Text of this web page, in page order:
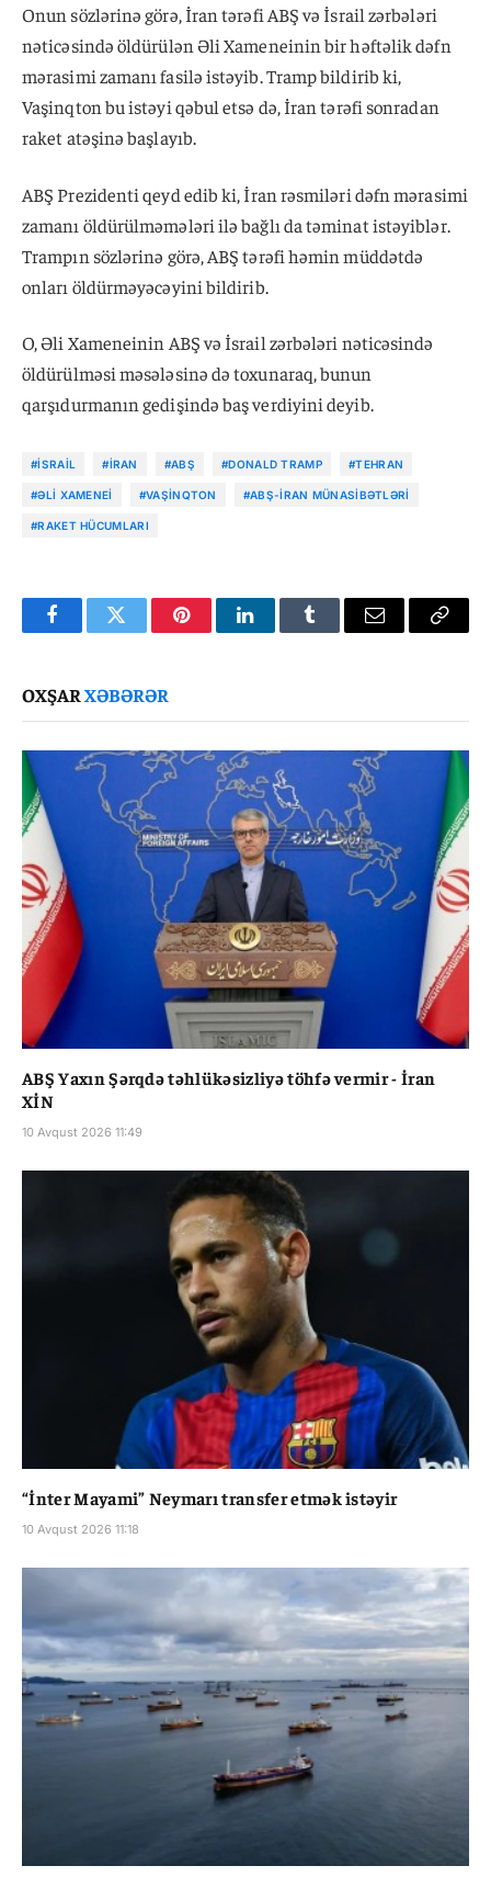
Onun sözlərinə görə, İran tərəfi ABŞ və İsrail zərbələri
nəticəsində öldürülən Əli Xameneinin bir həftəlik dəfn
mərasimi zamanı fasilə istəyib. Tramp bildirib ki,
Vaşinqton bu istəyi qəbul etsə də, İran tərəfi sonradan
raket atəşinə başlayıb.
ABŞ Prezidenti qeyd edib ki, İran rəsmiləri dəfn mərasimi
zamanı öldürülməmələri ilə bağlı da təminat istəyiblər.
Trampın sözlərinə görə, ABŞ tərəfi həmin müddətdə
onları öldürməyəcəyini bildirib.
O, Əli Xameneinin ABŞ və İsrail zərbələri nəticəsində
öldürülməsi məsələsinə də toxunaraq, bunun
qarşıdurmanın gedişində baş verdiyini deyib.
#İSRAIL #İRAN #ABŞ #DONALD TRAMP #TEHRAN
#ƏLI XAMENEI #VAŞINQTON #ABŞ-İRAN MÜNASIBƏTLƏRI
#RAKET HÜCUMLARI
FacebookTwitter PinterestLinkedInTumblr Email
Copy
OXŞARXƏBƏRƏR
ABŞ Yaxın Şərqdə təhlükəsizliyə töhfə vermir - İran
XİN
10 Avqust 2026 11:49
“İnter Mayami” Neymarı transfer etmək istəyir
10 Avqust 2026 11:18